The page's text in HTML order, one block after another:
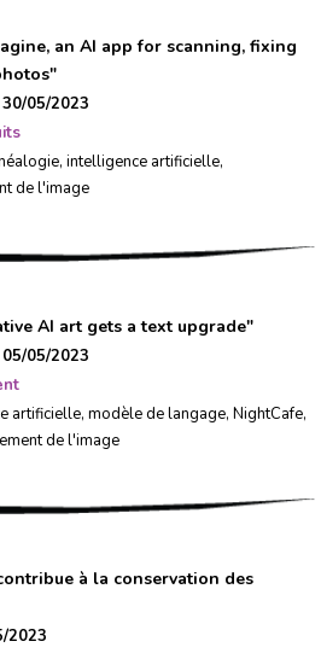
an AI app for scanning, fixing
"
30/05/2023
, intelligence artificielle,
de l'image
AI art gets a text upgrade"
05/05/2023
artificielle, modèle de langage, NightCafe,
de l'image
à la conservation des
2023